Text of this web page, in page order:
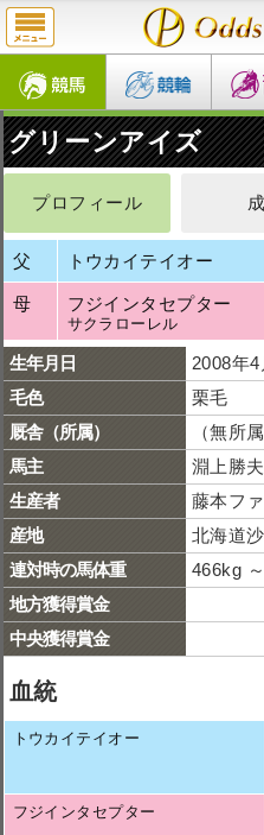
グリーンアイズ
プロフィール
父 トウカイテイオー
母 フジインタセプター
サクラローレル
生年月日
2008年4
毛色
栗毛
厩舎（所属）
（無所属
馬主
淵上勝夫
生産者
藤本フ
産地
北海道
連対時の馬体重
466kg
地方獲得賞金
中央獲得賞金
血統
トウカイテイオー
フジインタセプター